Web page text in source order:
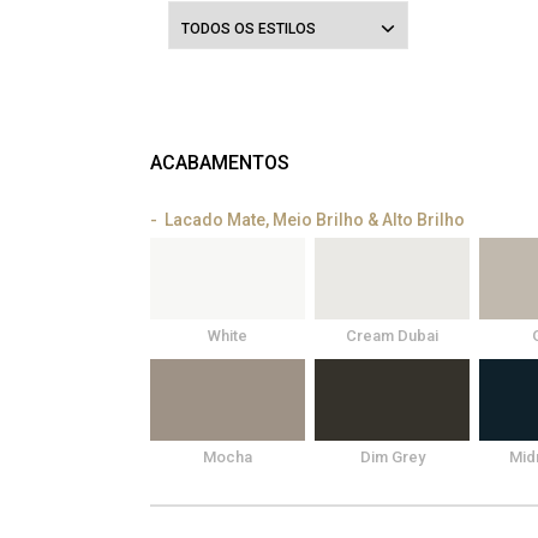
TODOS OS ESTILOS
ACABAMENTOS
Lacado Mate, Meio Brilho & Alto Brilho
White Cream Dubai
Mocha Dim Grey